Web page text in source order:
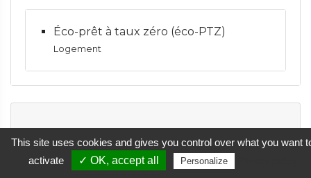
Éco-prêt à taux zéro (éco-PTZ)
Logement
Textes de référence
Code de la consommation : article L311-1
This site uses cookies and gives you control over what you want
activate
✓ OK, accept all Personalize